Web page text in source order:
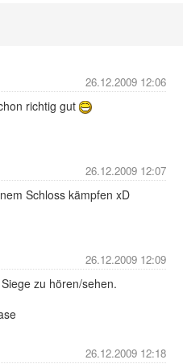
26.12.2009 12:06
richtig gut
26.12.2009 12:07
Schloss kämpfen xD
26.12.2009 12:09
zu hören/sehen.
26.12.2009 12:18